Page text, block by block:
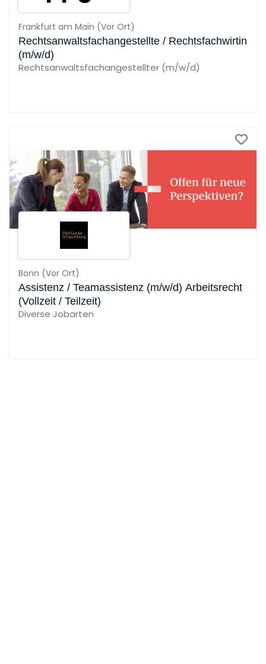
Frankfurt am Main (Vor Ort)
Rechtsanwaltsfachangestellte / Rechtsfachwirtin
(m/w/d)
Rechtsanwaltsfachangestellter (m/w/d)
Bonn (Vor Ort)
Assistenz / Teamassistenz (m/w/d) Arbeitsrecht
(Vollzeit / Teilzeit)
Diverse Jobarten